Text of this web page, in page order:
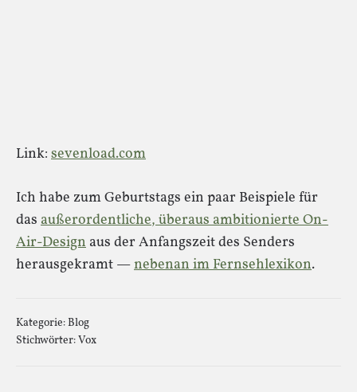
Link: sevenload.com
Ich habe zum Geburtstags ein paar Beispiele für
das außerordentliche, überaus ambitionierte On-
Air-Design aus der Anfangszeit des Senders
herausgekramt —nebenan im Fernsehlexikon.
Kategorie:Blog
Stichwörter:Vox